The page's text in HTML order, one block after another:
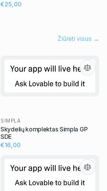
€25,00
Žiūrėti visus →
SIMPLA
Skydelių komplektas Simpla GP
SDE
€16,00